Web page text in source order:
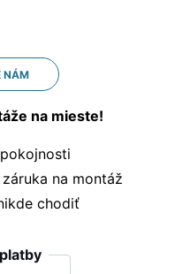
NÁM
na mieste!
na montáž
chodiť